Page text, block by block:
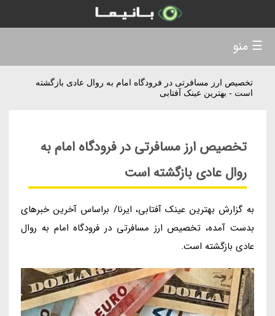
تخصیص ارز مسافرتی در فرودگاه امام به روال عادی بازگشته
است - بهترین عینک آفتابی
تخصیص ارز مسافرتی در فرودگاه امام به
روال عادی بازگشته است
به گزارش بهترین عینک آفتابی، ایرنا/ براساس آخرین خبرهای
بدست آمده، تخصیص ارز مسافرتی در فرودگاه امام به روال
عادی بازگشته است.
☰ منو